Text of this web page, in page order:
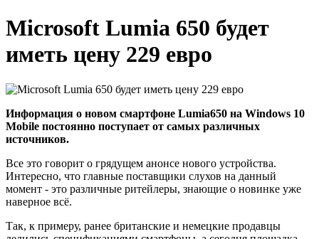
Microsoft Lumia 650 будет
иметь цену 229 евро
Информация о новом смартфоне Lumia650 на Windows 10
Mobile постоянно поступает от самых различных
источников.
Все это говорит о грядущем анонсе нового устройства.
Интересно, что главные поставщики слухов на данный
момент - это различные ритейлеры, знающие о новинке уже
наверное всё.
Так, к примеру, ранее британские и немецкие продавцы